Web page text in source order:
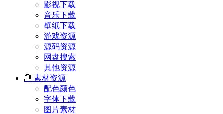
影视下载
音乐下载
壁纸下载
游戏资源
源码资源
网盘搜索
其他资源
素材资源
配色颜色
字体下载
图片素材